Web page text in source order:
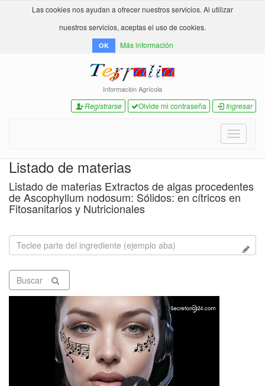
Las cookies nos ayudan a ofrecer nuestros servicios. Al utilizar
nuestros servicios, aceptas el uso de cookies.
OK Más información
Información Agrícola
Registrarse Olvide mi contraseña Ingresar
Toggle
Listado de materias
Listado de materias Extractos de algas procedentes
de Ascophyllum nodosum: Sólidos: en cítricos en
Fitosanitarios y Nutricionales
Buscar